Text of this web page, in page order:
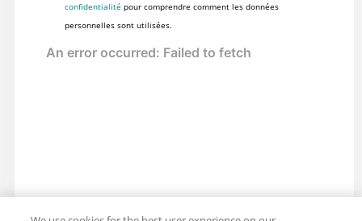
confidentialité pour comprendre comment les données
personnelles sont utilisées.